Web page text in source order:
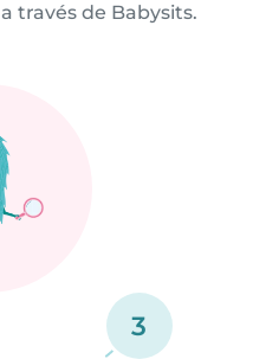
través de Babysits.
3